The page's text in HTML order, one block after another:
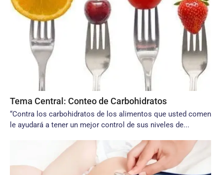
Tema Central: Conteo de Carbohidratos
“Contra los carbohidratos de los alimentos que usted comen
le ayudará a tener un mejor control de sus niveles de...